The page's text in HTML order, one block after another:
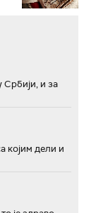
Србији, и за
којим дели и